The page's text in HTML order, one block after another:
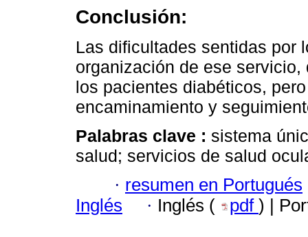
Conclusión:
Las dificultades sentidas por
organización de ese
los pacientes diabéticos,
encaminamiento y
Palabras clave : sistema
salud; servicios de salud
· resumen en Portugués
Inglés
· Inglés ( pdf ) |